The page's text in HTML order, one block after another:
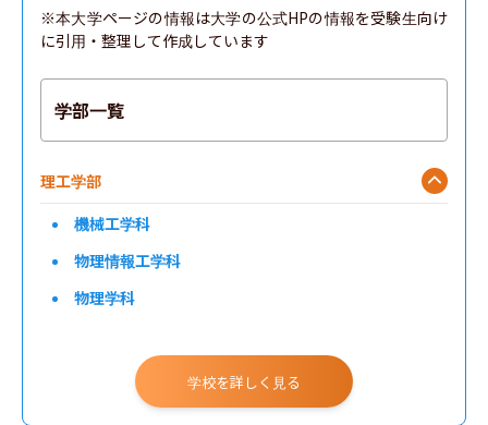
※本大学ページの情報は大学の公式HPの情報を受験生向け
に引用・整理して作成しています
学部一覧
理工学部
機械工学科
物理情報工学科
物理学科
学校を詳しく見る